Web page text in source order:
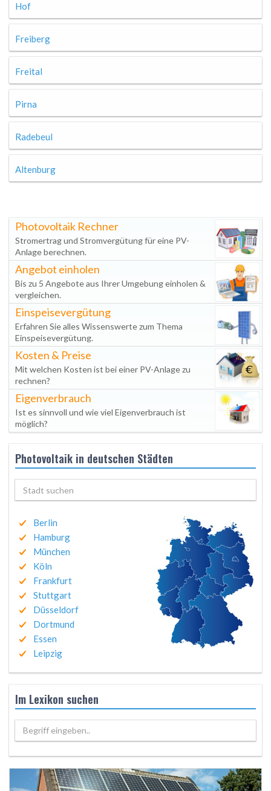
Hof
Freiberg
Freital
Pirna
Radebeul
Altenburg
Photovoltaik Rechner
Stromertrag und Stromvergütung für eine PV-
Anlage berechnen.
Angebot einholen
Bis zu 5 Angebote aus Ihrer Umgebung einholen &
vergleichen.
Einspeisevergütung
Erfahren Sie alles Wissenswerte zum Thema
Einspeisevergütung.
Kosten & Preise
Mit welchen Kosten ist bei einer PV-Anlage zu
rechnen?
Eigenverbrauch
Ist es sinnvoll und wie viel Eigenverbrauch ist
möglich?
Photovoltaik in deutschen Städten
Berlin
Hamburg
München
Köln
Frankfurt
Stuttgart
Düsseldorf
Dortmund
Essen
Leipzig
Im Lexikon suchen
Begriff eingeben..